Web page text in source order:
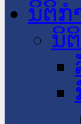
ນິຕິກໍ
ນິ